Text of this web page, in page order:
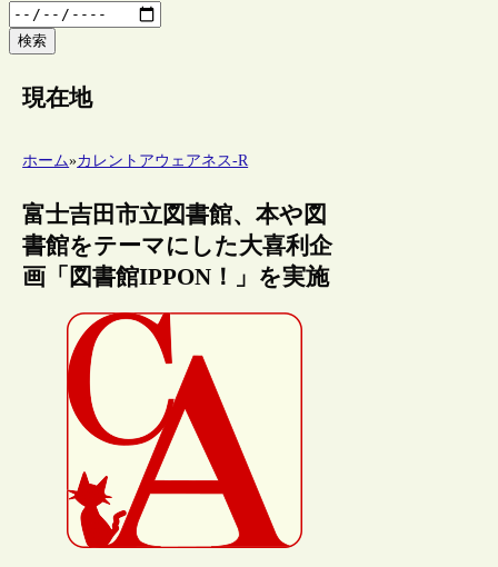
検索
現在地
ホーム»カレントアウェアネス-R
富士吉田市立図書館、本や図
書館をテーマにした大喜利企
画「図書館IPPON！」を実施